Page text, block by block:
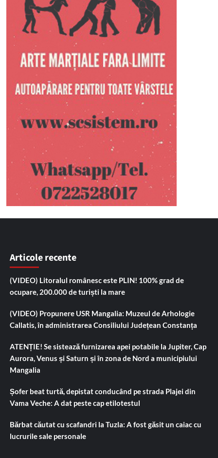
Articole recente
(VIDEO) Litoralul românesc este PLIN! 100% grad de
ocupare, 200.000 de turiști la mare
(VIDEO) Propunere USR Mangalia: Muzeul de Arhologie
Callatis, în administrarea Consiliului Județean Constanța
ATENȚIE! Se sistează furnizarea apei potabile la Jupiter, Cap
Aurora, Venus și Saturn și în zona de Nord a municipiului
Mangalia
Șofer beat turtă, depistat conducând pe strada Plajei din
Vama Veche: A dat peste cap etilotestul
Bărbat căutat cu scafandri la Tuzla: A fost găsit un caiac cu
lucrurile sale personale